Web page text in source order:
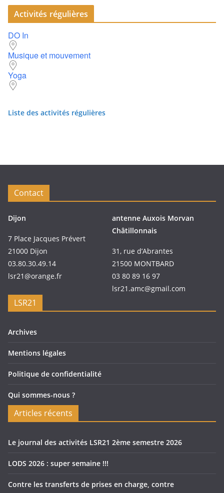
Activités régulières
DO In
Musique et mouvement
Yoga
Liste des activités régulières
Contact
Dijon
7 Place Jacques Prévert
21000 Dijon
03.80.30.49.14
lsr21@orange.fr
antenne Auxois Morvan
Châtillonnais
31, rue d’Abrantes
21500 MONTBARD
03 80 89 16 97
lsr21.amc@gmail.com
LSR21
Archives
Mentions légales
Politique de confidentialité
Qui sommes-nous ?
Articles récents
Le journal des activités LSR21 2ème semestre 2026
LODS 2026 : super semaine !!!
Contre les transferts de prises en charge, contre